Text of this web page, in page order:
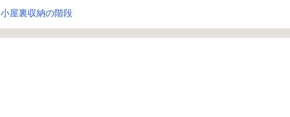
小屋裏収納の階段